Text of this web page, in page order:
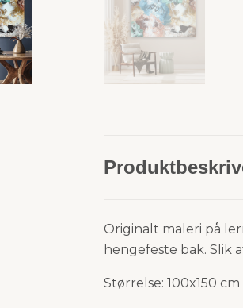
Originalt maleri på
hengefeste bak. Slik
Størrelse: 100x150 cm